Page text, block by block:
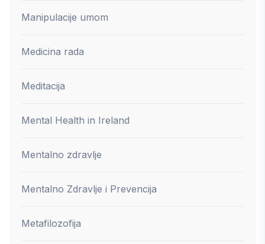
Manipulacije umom
Medicina rada
Meditacija
Mental Health in Ireland
Mentalno zdravlje
Mentalno Zdravlje i Prevencija
Metafilozofija